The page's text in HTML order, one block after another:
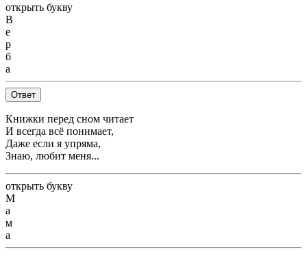
открыть букву
В
е
р
б
а
Ответ
Книжки перед сном читает
И всегда всё понимает,
Даже если я упряма,
Знаю, любит меня...
открыть букву
М
а
м
а